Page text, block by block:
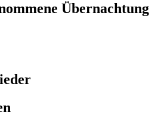
Übernachtung